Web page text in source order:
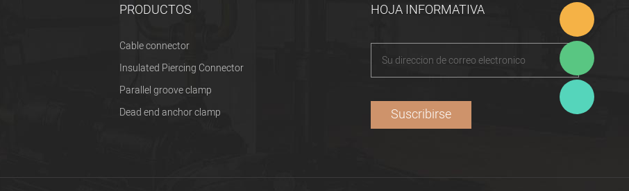
PRODUCTOS
Cable connector
Insulated Piercing Connector
Parallel groove clamp
Dead end anchor clamp
HOJA INFORMATIVA